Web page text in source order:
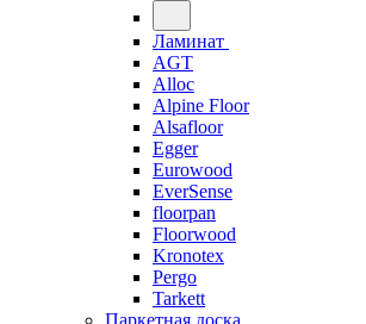
Ламинат
AGT
Alloc
Alpine Floor
Alsafloor
Egger
Eurowood
EverSense
floorpan
Floorwood
Kronotex
Pergo
Tarkett
Паркетная доска